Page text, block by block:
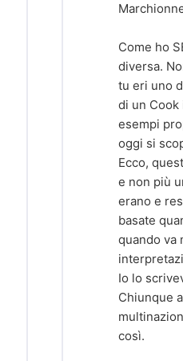
Come ho
diversa.
tu eri uno
di un
esempi
oggi si
Ecco,
e non più
erano e
basate
quando va
Io lo
Chiunque
così.